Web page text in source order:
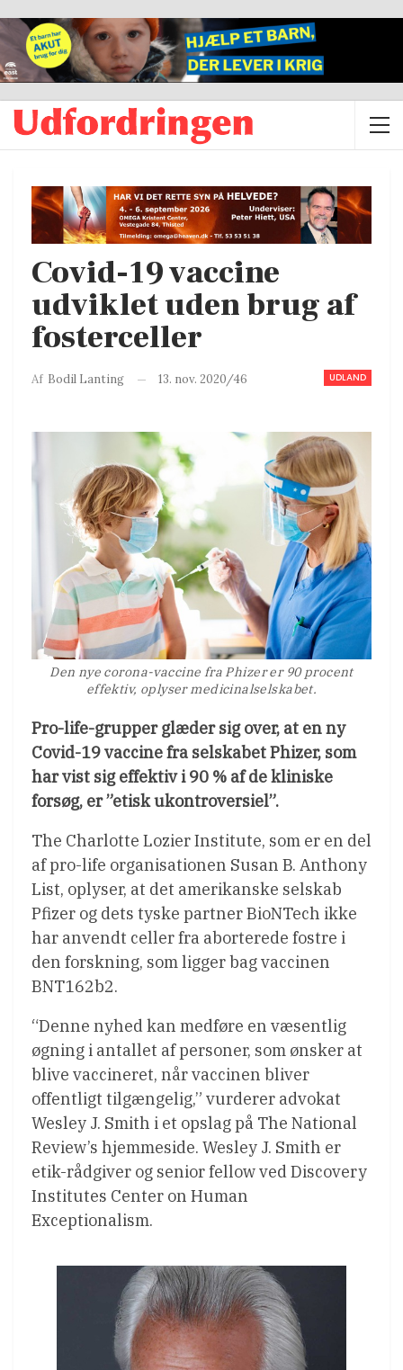
Covid-19 vaccine
udviklet uden brug af
fosterceller
UDLAND
Af Bodil Lanting 13. nov. 2020/46
Den nye corona-vaccine fra Phizer er 90 procent
effektiv, oplyser medicinalselskabet.
Pro-life-grupper glæder sig over, at en ny
Covid-19 vaccine fra selskabet Phizer, som
har vist sig effektiv i 90 % af de kliniske
forsøg, er ”etisk ukontroversiel”.
The Charlotte Lozier Institute, som er en del
af pro-life organisationen Susan B. Anthony
List, oplyser, at det amerikanske selskab
Pfizer og dets tyske partner BioNTech ikke
har anvendt celler fra aborterede fostre i
den forskning, som ligger bag vaccinen
BNT162b2.
“Denne nyhed kan medføre en væsentlig
øgning i antallet af personer, som ønsker at
blive vaccineret, når vaccinen bliver
offentligt tilgængelig,” vurderer advokat
Wesley J. Smith i et opslag på The National
Review’s hjemmeside. Wesley J. Smith er
etik-rådgiver og senior fellow ved Discovery
Institutes Center on Human
Exceptionalism.